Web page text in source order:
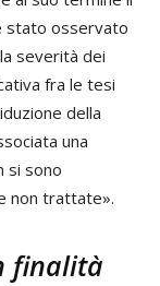
stato osservato
severità dei
fra le tesi
della
una
si sono
non trattate».
finalità